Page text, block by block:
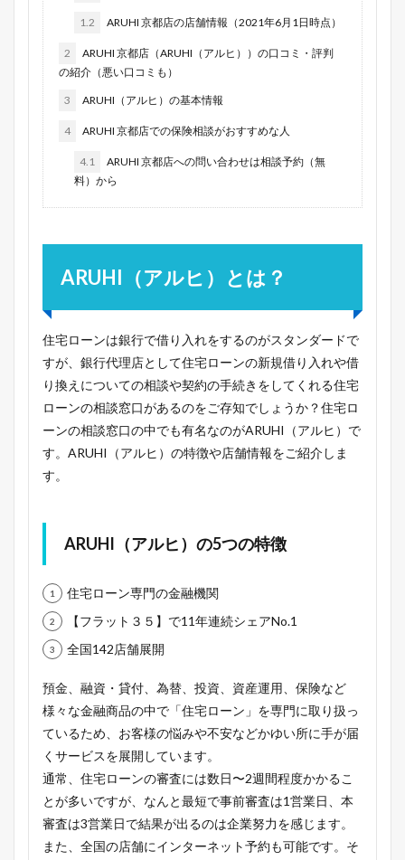
1.2 ARUHI 京都店の店舗情報（2021年6月1日時点）
2
ARUHI 京都店（ARUHI（アルヒ））の口コミ・評判
の紹介（悪い口コミも）
3 ARUHI（アルヒ）の基本情報
4 ARUHI 京都店での保険相談がおすすめな人
4.1
ARUHI 京都店への問い合わせは相談予約（無
料）から
ARUHI（アルヒ）とは？
住宅ローンは銀行で借り入れをするのがスタンダードで
すが、銀行代理店として住宅ローンの新規借り入れや借
り換えについての相談や契約の手続きをしてくれる住宅
ローンの相談窓口があるのをご存知でしょうか？住宅ロ
ーンの相談窓口の中でも有名なのがARUHI（アルヒ）で
す。ARUHI（アルヒ）の特徴や店舗情報をご紹介しま
す。
ARUHI（アルヒ）の5つの特徴
住宅ローン専門の金融機関
【フラット３５】で11年連続シェアNo.1
全国142店舗展開
預金、融資・貸付、為替、投資、資産運用、保険など
様々な金融商品の中で「住宅ローン」を専門に取り扱っ
ているため、お客様の悩みや不安などかゆい所に手が届
くサービスを展開しています。
通常、住宅ローンの審査には数日〜2週間程度かかるこ
とが多いですが、なんと最短で事前審査は1営業日、本
審査は3営業日で結果が出るのは企業努力を感じます。
また、全国の店舗にインターネット予約も可能です。そ